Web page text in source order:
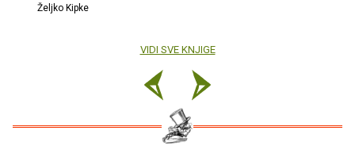
Željko Kipke
VIDI SVE KNJIGE